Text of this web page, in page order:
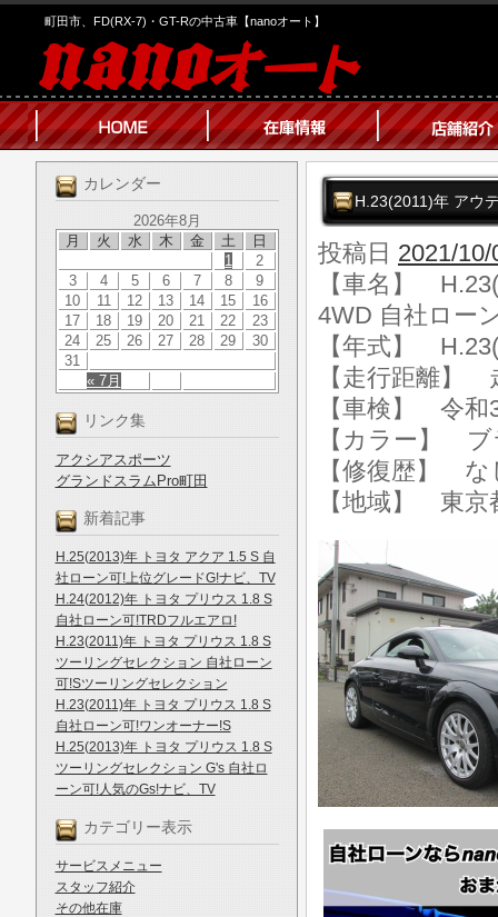
町田市、FD(RX-7)・GT-Rの中古車【nanoオート】
カレンダー
2026年8月
月
火 水 木 金 土 日
« 7月
1
2
3
4 5 6 7 8
9
10
11 12 13 14 15
16
17
18 19 20 21 22
23
24
25 26 27 28 29
30
31
リンク集
アクシアスポーツ
グランドスラムPro町田
新着記事
H.25(2013)年 トヨタ アクア 1.5 S 自
社ローン可!上位グレードG!ナビ、TV
H.24(2012)年 トヨタ プリウス 1.8 S
自社ローン可!TRDフルエアロ!
H.23(2011)年 トヨタ プリウス 1.8 S
ツーリングセレクション 自社ローン
可!Sツーリングセレクション
H.23(2011)年 トヨタ プリウス 1.8 S
自社ローン可!ワンオーナー!S
H.25(2013)年 トヨタ プリウス 1.8 S
ツーリングセレクション G's 自社ロ
ーン可!人気のGs!ナビ、TV
カテゴリー表示
サービスメニュー
スタッフ紹介
その他在庫
H.23(2011)年 アウ
投稿日 2021/10/
【車名】
4WD 自社ロー
【年式】
【走行距離】
【車検】 令和
【カラー】
【修復歴】 な
【地域】 東京